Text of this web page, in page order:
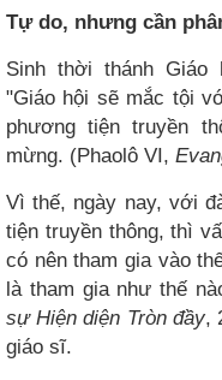
Tự do, nhưng cần
Sinh thời thánh Giáo
"Giáo hội sẽ mắc tội
phương tiện truyền
mừng. (Phaolô VI,
Vì thế, ngày nay, với
tiện truyền thông, thì
có nên tham gia vào
là tham gia như thế
sự Hiện diện Tròn đầy,
giáo sĩ.